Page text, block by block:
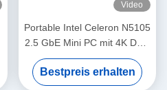
Video
Portable Intel Celeron N5105
2.5 GbE Mini PC mit 4K Dual
HD-Display
Bestpreis erhalten